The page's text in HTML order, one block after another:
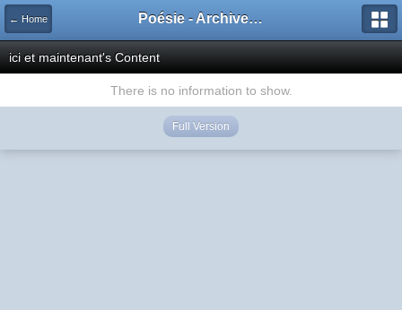
← Home Poésie - Archives de Toute La Poésie - 2005 - 2006
ici et maintenant's Content
There is no information to show.
Full Version